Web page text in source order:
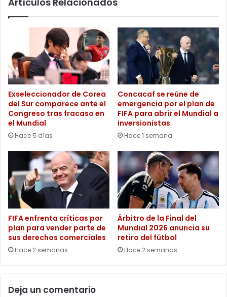
Exseleccionador de Corea
del Sur comparece ante el
Congreso tras fracaso en
el Mundial
Hace 5 días
Concacaf se reúne de
emergencia por el plan de
FIFA para abrir el Mundial a
inversionistas
Hace 1 semana
FIFA enfrenta críticas por
plan para vender parte de
sus derechos comerciales
Hace 2 semanas
Árbitro de la Final del
Mundial 2026 anuncia su
retiro del fútbol
Hace 2 semanas
Deja un comentario